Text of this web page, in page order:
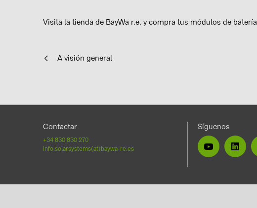
Visita la tienda de BayWa r.e. y compra tus módulos de batería
A visión general
Contactar
+34 830 830 270
info.solarsystems(at)baywa-re.es
Síguenos